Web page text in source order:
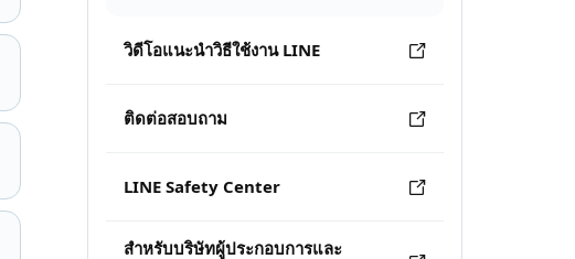
วิดีโอแนะนำวิธีใช้งาน LINE
ติดต่อสอบถาม
LINE Safety Center
สำหรับบริษัทผู้ประกอบการและ